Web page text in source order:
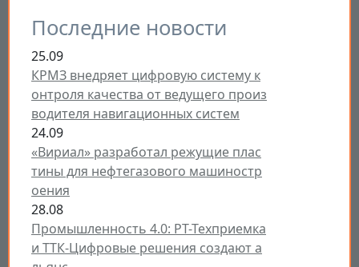
Последние новости
25.09
КРМЗ внедряет цифровую систему к
онтроля качества от ведущего произ
водителя навигационных систем
24.09
«Вириал» разработал режущие плас
тины для нефтегазового машиностр
оения
28.08
Промышленность 4.0: РТ-Техприемка
и ТТК-Цифровые решения создают а